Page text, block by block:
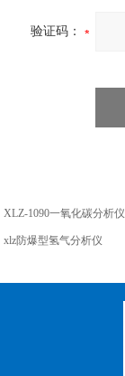
验证码：
XLZ-1090一氧化碳分析仪
xlz防爆型氢气分析仪